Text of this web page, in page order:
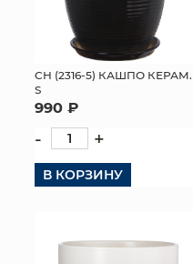
СН (2316-5) КАШПО КЕРАМ.
S
990 ₽
- +
В КОРЗИНУ